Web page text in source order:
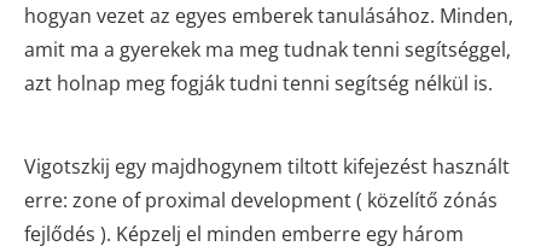
hogyan vezet az egyes emberek tanulásához. Minden,
amit ma a gyerekek ma meg tudnak tenni segítséggel,
azt holnap meg fogják tudni tenni segítség nélkül is.
Vigotszkij egy majdhogynem tiltott kifejezést használt
erre: zone of proximal development ( közelítő zónás
fejlődés ). Képzelj el minden emberre egy három